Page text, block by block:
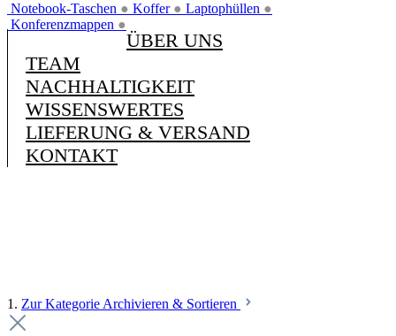
Notebook-Taschen ● Koffer ● Laptophüllen ●
Konferenzmappen ●
ÜBER UNS
TEAM
NACHHALTIGKEIT
WISSENSWERTES
LIEFERUNG & VERSAND
KONTAKT
1. Zur Kategorie Archivieren & Sortieren